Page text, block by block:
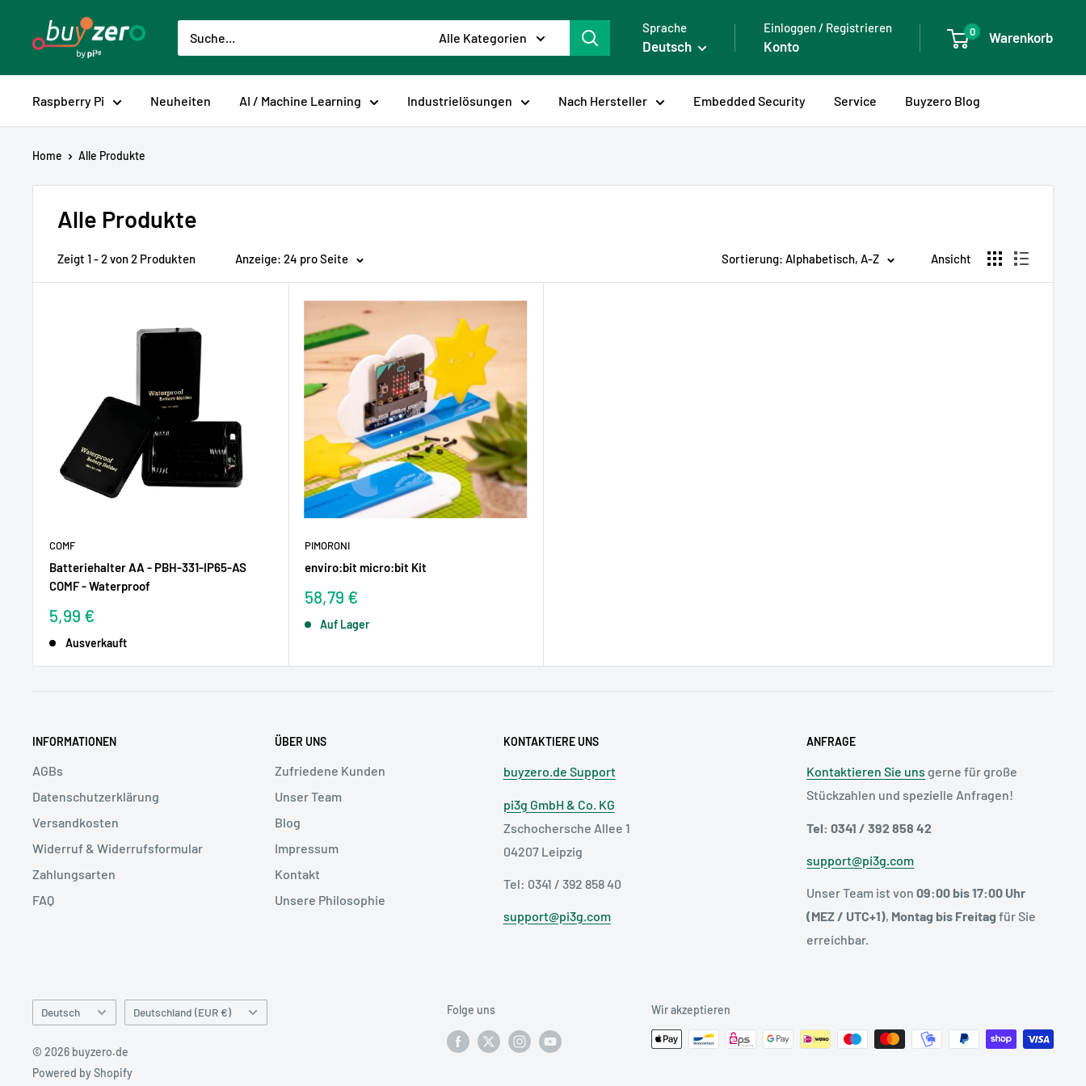
buyzero.de
Alle Kategorien
Sprache
Deutsch
Einloggen / Registrieren
Konto
0 Warenkorb
Raspberry Pi Neuheiten AI / Machine Learning Industrielösungen Nach Hersteller Embedded Security Service Buyzero Blog
Home Alle Produkte
Alle Produkte
Zeigt 1 - 2 von 2 Produkten Anzeige: 24 pro Seite Sortierung: Alphabetisch, A-Z Ansicht
COMF
Batteriehalter AA - PBH-331-IP65-AS
COMF - Waterproof
Sonderpreis
5,99 €
Ausverkauft
PIMORONI
enviro:bit micro:bit Kit
Sonderpreis
58,79 €
Auf Lager
INFORMATIONEN
AGBs
Datenschutzerklärung
Versandkosten
Widerruf & Widerrufsformular
Zahlungsarten
FAQ
ÜBER UNS
Zufriedene Kunden
Unser Team
Blog
Impressum
Kontakt
Unsere Philosophie
KONTAKTIERE UNS
buyzero.de Support
pi3g GmbH & Co. KG
Zschochersche Allee 1
04207 Leipzig
Tel: 0341 / 392 858 40
support@pi3g.com
ANFRAGE
Kontaktieren Sie uns gerne für große
Stückzahlen und spezielle Anfragen!
Tel: 0341 / 392 858 42
support@pi3g.com
Unser Team ist von 09:00 bis 17:00 Uhr
(MEZ / UTC+1), Montag bis Freitag für Sie
erreichbar.
Sprache
Deutsch Land/Region
Deutschland (EUR €)
© 2026 buyzero.de
Powered by Shopify
Folge uns Wir akzeptieren